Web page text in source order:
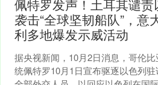
佩特罗发声！土耳其谴责
袭击“全球坚韧船队”，意
利多地爆发示威活动
据央视新闻，10月2日消息，哥伦比
统佩特罗10月1日宣布驱逐以色列驻